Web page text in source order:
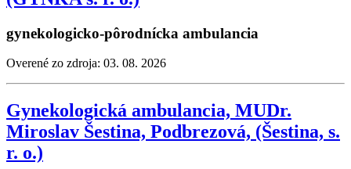
gynekologicko-pôrodnícka ambulancia
Overené zo zdroja: 03. 08. 2026
Gynekologická ambulancia, MUDr.
Miroslav Šestina, Podbrezová, (Šestina, s.
r. o.)